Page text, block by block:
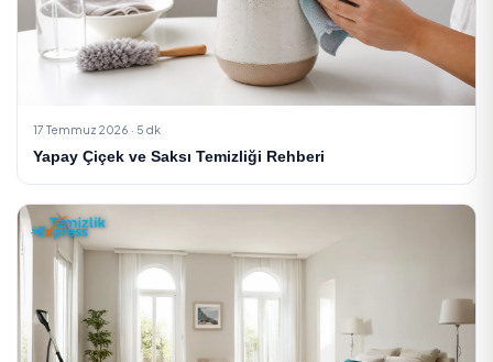
ev bitkileri hava temizleyen bitkiler
bitki bakımı
Önceki Yazı
Dış Cephe Temizliği Fiyatları 2026: Metrekare ve
Bazl...